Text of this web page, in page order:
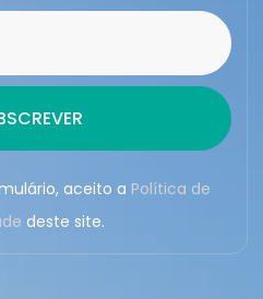
aceito a Política de
deste site.